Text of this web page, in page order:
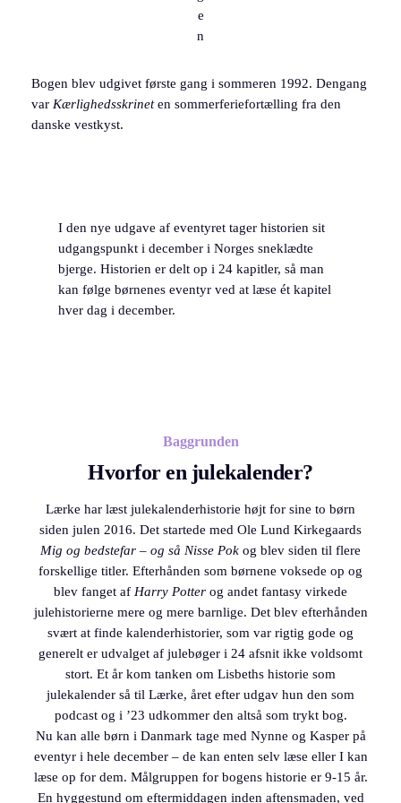
e
n
Bogen blev udgivet første gang i sommeren 1992. Dengang
var Kærlighedsskrineten sommerferiefortælling fra den
danske vestkyst.
I den nye udgave af eventyret tager historien sit
udgangspunkt i december i Norges sneklædte
bjerge. Historien er delt op i 24 kapitler, så man
kan følge børnenes eventyr ved at læse ét kapitel
hver dag i december.
Baggrunden
Hvorfor en julekalender?
Lærke har læst julekalenderhistorie højt for sine to børn
siden julen 2016. Det startede med Ole Lund Kirkegaards
Mig og bedstefar – og så Nisse Pok og blev siden til flere
forskellige titler. Efterhånden som børnene voksede op og
blev fanget af Harry Potter og andet fantasy virkede
julehistorierne mere og mere barnlige. Det blev efterhånden
svært at finde kalenderhistorier, som var rigtig gode og
generelt er udvalget af julebøger i 24 afsnit ikke voldsomt
stort. Et år kom tanken om Lisbeths historie som
julekalender så til Lærke, året efter udgav hun den som
podcast og i ’23 udkommer den altså som trykt bog.
Nu kan alle børn i Danmark tage med Nynne og Kasper på
eventyr i hele december – de kan enten selv læse eller I kan
læse op for dem. Målgruppen for bogens historie er 9-15 år.
En hyggestund om eftermiddagen inden aftensmaden, ved